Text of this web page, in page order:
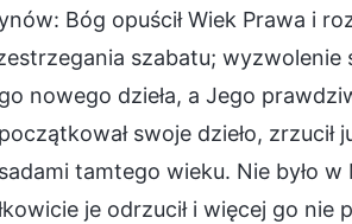
Bóg opuścił Wiek Prawa i
szabatu; wyzwolenie
nowego dzieła, a Jego
swoje dzieło,
tamtego wieku. Nie było
je odrzucił i więcej go nie